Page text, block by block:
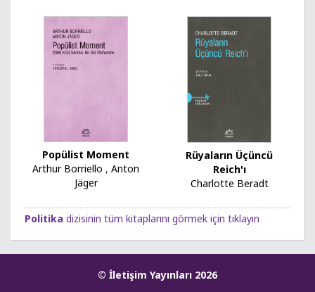
Popülist Moment
Arthur Borriello , Anton
Jäger
Rüyaların Üçüncü
Reich'ı
Charlotte Beradt
Politika dizisinin tüm kitaplarını görmek için tıklayın
© İletişim Yayınları 2026